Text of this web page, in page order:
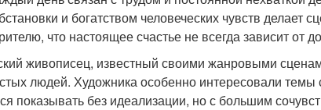
и богатством человеческих чувств делает
что настоящее счастье не всегда зависит от
живописец, известный своими жанровыми
людей. Художника особенно интересовали темы
показывать без идеализации, но с большим